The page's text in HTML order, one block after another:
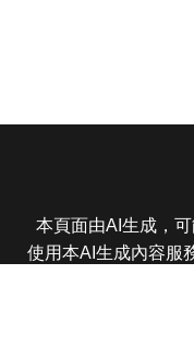
本頁面由AI生成，
使用本AI生成內容服